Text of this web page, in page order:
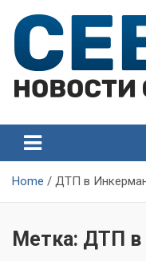
content
Севастополя
Home ДТП в
Метка: ДТП в